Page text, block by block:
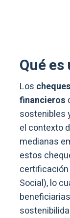
Qué es
Los
financieros
sostenibles
el contexto
medianas
estos
certificación
Social), lo